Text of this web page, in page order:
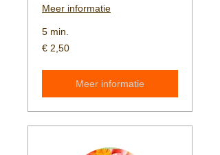
Meer informatie
5 min.
2,50
euro
€ 2,50
Meer informatie